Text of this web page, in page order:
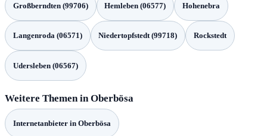
Großberndten (99706) Hemleben (06577) Hohenebra
Langenroda (06571) Niedertopfstedt (99718) Rockstedt
Udersleben (06567)
Weitere Themen in Oberbösa
Internetanbieter in Oberbösa